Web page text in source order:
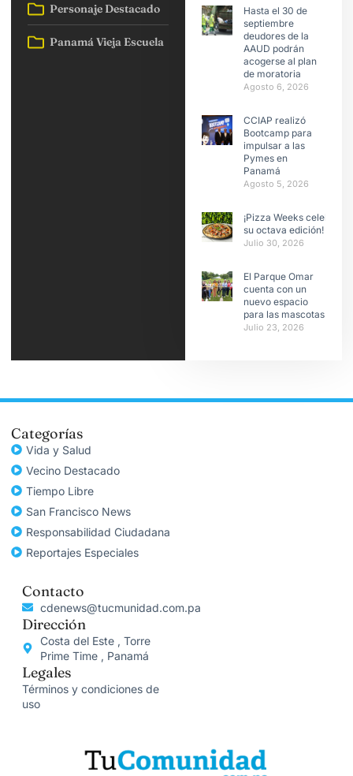
Personaje Destacado
Panamá Vieja Escuela
Hasta el 30 de
septiembre
deudores de la
AAUD podrán
acogerse al plan
de moratoria
Agosto 6, 2026
CCIAP realizó
Bootcamp para
impulsar a las
Pymes en
Panamá
Agosto 5, 2026
¡Pizza Weeks celebra
su octava edición!
Julio 30, 2026
El Parque Omar
cuenta con un
nuevo espacio
para las mascotas
Julio 23, 2026
Categorías
Vida y Salud
Vecino Destacado
Tiempo Libre
San Francisco News
Responsabilidad Ciudadana
Reportajes Especiales
Contacto
cdenews@tucmunidad.com.pa
Dirección
Costa del Este , Torre
Prime Time , Panamá
Legales
Términos y condiciones de
uso